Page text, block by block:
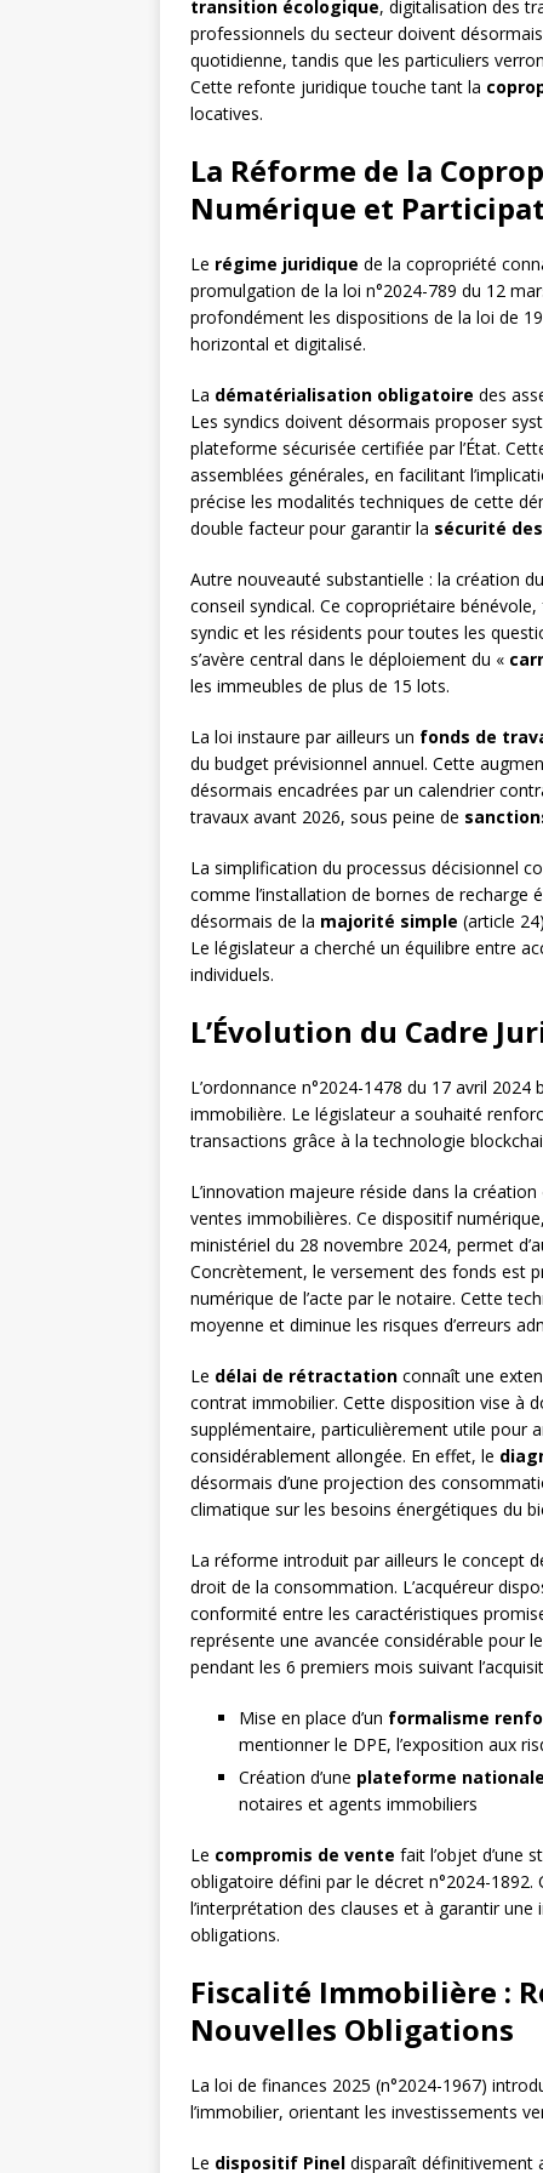
transition écologique, digitalisation des
professionnels du secteur doivent
quotidienne, tandis que les particuliers
Cette refonte juridique touche tant la
locatives.
La Réforme de la
Numérique et
Le régime juridique de la copropriété
promulgation de la loi n°2024-789 du 12
profondément les dispositions de la loi de
horizontal et digitalisé.
La dématérialisation obligatoire des
Les syndics doivent désormais proposer
plateforme sécurisée certifiée par l’État.
assemblées générales, en facilitant
précise les modalités techniques de cette
double facteur pour garantir la sécurité
Autre nouveauté substantielle : la création
conseil syndical. Ce copropriétaire
syndic et les résidents pour toutes les
s’avère central dans le déploiement du «
les immeubles de plus de 15 lots.
La loi instaure par ailleurs un fonds de
du budget prévisionnel annuel. Cette
désormais encadrées par un calendrier
travaux avant 2026, sous peine de
La simplification du processus décisionnel
comme l’installation de bornes de recharge
désormais de la majorité simple (article
Le législateur a cherché un équilibre entre
individuels.
L’Évolution du Cadre
L’ordonnance n°2024-1478 du 17 avril
immobilière. Le législateur a souhaité
transactions grâce à la technologie
L’innovation majeure réside dans la
ventes immobilières. Ce dispositif
ministériel du 28 novembre 2024, permet
Concrètement, le versement des fonds est
numérique de l’acte par le notaire. Cette
moyenne et diminue les risques d’erreurs
Le délai de rétractation connaît une
contrat immobilier. Cette disposition vise à
supplémentaire, particulièrement utile pour
considérablement allongée. En effet, le
désormais d’une projection des
climatique sur les besoins énergétiques du
La réforme introduit par ailleurs le concept
droit de la consommation. L’acquéreur
conformité entre les caractéristiques
représente une avancée considérable pour
pendant les 6 premiers mois suivant
Mise en place d’un formalisme
mentionner le DPE, l’exposition aux
Création d’une plateforme
notaires et agents immobiliers
Le compromis de vente fait l’objet d’une
obligatoire défini par le décret n°2024-
l’interprétation des clauses et à garantir
obligations.
Fiscalité Immobilière :
Nouvelles Obligations
La loi de finances 2025 (n°2024-1967)
l’immobilier, orientant les investissements
Le dispositif Pinel disparaît définitivement